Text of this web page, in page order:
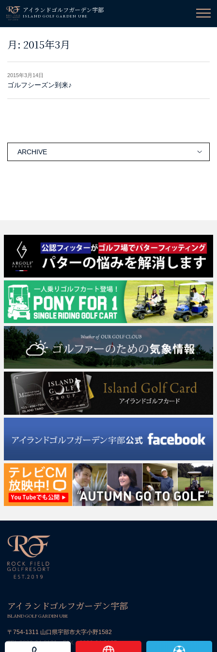
アイランドゴルフガーデン宇部
ISLAND GOLF GARDEN UBE
月: 2015年3月
2015年3月14日
ゴルフシーズン到来♪
ARCHIVE
アイランドゴルフガーデン宇部
ISLAND GOLF GARDEN UBE
〒754-1311 山口県宇部市大字小野1582
TEL:0836-64-2131FAX：0836-64-2135